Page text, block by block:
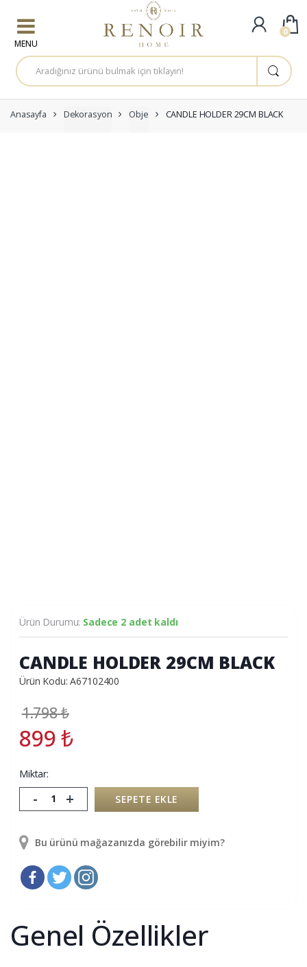
A
r
a
a
:
Anasayfa Dekorasyon Obje CANDLE HOLDER 29CM BLACK
Ürün Durumu: Sadece 2 adet kaldı
CANDLE HOLDER 29CM BLACK
Ürün Kodu: A67102400
1.798₺
899₺
Miktar:
- + SEPETE EKLE
Bu ürünü mağazanızda görebilir miyim?
Genel Özellikler
0